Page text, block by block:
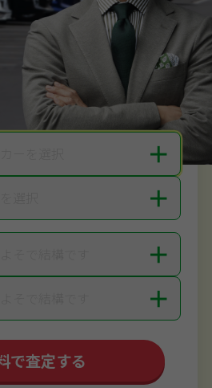
提案。
入力完了！
カンタンWeb査定
車を丁寧に査定いたします
＋
＋
＋
＋
で査定する